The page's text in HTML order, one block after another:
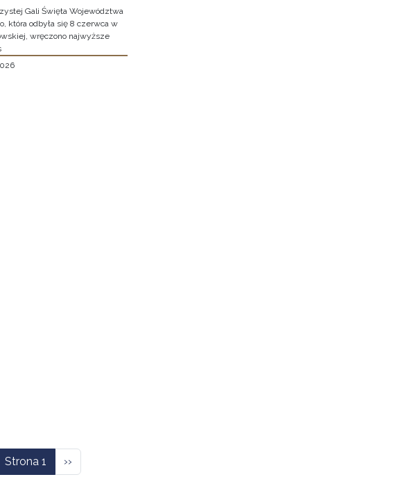
Gali Święta Województwa
która odbyła się 8 czerwca w
wręczono najwyższe
Strona 1 Następna strona
››